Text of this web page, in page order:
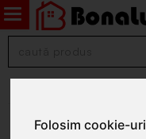
Folosim cookie-uri